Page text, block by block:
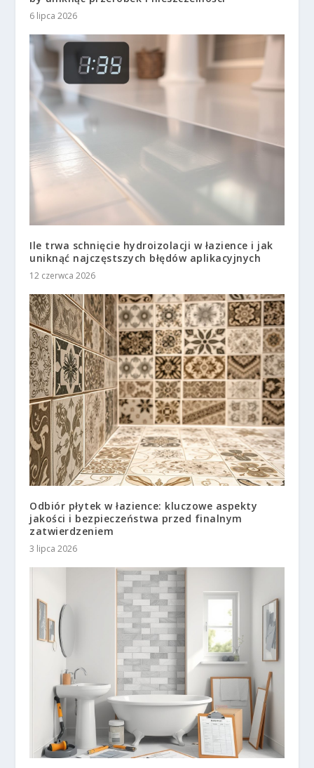
6 lipca 2026
Ile trwa schnięcie hydroizolacji w łazience i jak
uniknąć najczęstszych błędów aplikacyjnych
12 czerwca 2026
Odbiór płytek w łazience: kluczowe aspekty
jakości i bezpieczeństwa przed finalnym
zatwierdzeniem
3 lipca 2026